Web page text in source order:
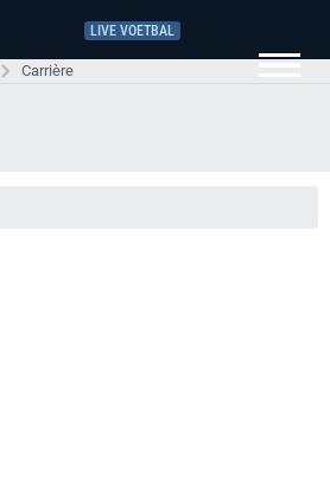
LIVE VOETBAL
Carrière